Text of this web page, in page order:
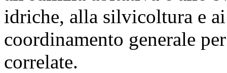
idriche, alla silvicoltura e
coordinamento generale
correlate.